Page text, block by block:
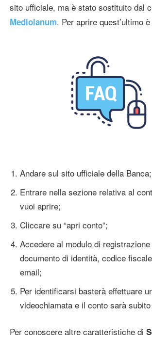
sito ufficiale, ma è stato sostituito dal
Mediolanum. Per aprire quest’ultimo
Andare sul sito ufficiale della Banca;
Entrare nella sezione relativa al
vuoi aprire;
Cliccare su “apri conto”;
Accedere al modulo di
documento di identità, codice
email;
Per identificarsi basterà effettuare
videochiamata e il conto sarà
Per conoscere altre caratteristiche di